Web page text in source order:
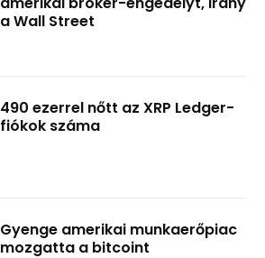
a Wall Street
490 ezerrel nőtt az XRP Ledger-
fiókok száma
Gyenge amerikai munkaerőpiac
mozgatta a bitcoint